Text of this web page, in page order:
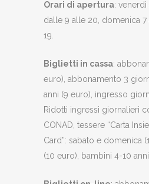
Orari di apertura:
dalle 9 alle 20, domenica
19.
Biglietti in cassa:
euro), abbonamento 3
anni (9 euro), ingresso
Ridotti ingressi giornalieri
CONAD, tessere “Carta
Card”: sabato e domenica
(10 euro), bambini 4-10